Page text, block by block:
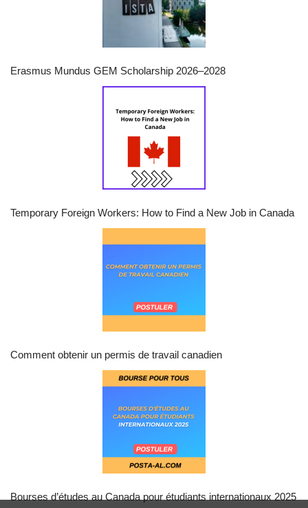
Erasmus Mundus GEM Scholarship 2026–2028
Temporary Foreign Workers: How to Find a New Job in Canada
Comment obtenir un permis de travail canadien
Bourses d’études au Canada pour étudiants internationaux 2025